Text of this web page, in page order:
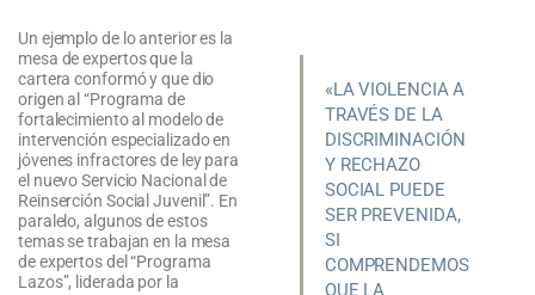
«LA VIOLENCIA A
TRAVÉS DE LA
DISCRIMINACIÓN
Y RECHAZO
SOCIAL PUEDE
SER PREVENIDA,
SI
COMPRENDEMOS
QUE LA
Un ejemplo de lo anterior es la
mesa de expertos que la
cartera conformó y que dio
origen al “Programa de
fortalecimiento al modelo de
intervención especializado en
jóvenes infractores de ley para
el nuevo Servicio Nacional de
Reinserción Social Juvenil”. En
paralelo, algunos de estos
temas se trabajan en la mesa
de expertos del “Programa
Lazos”, liderada por la